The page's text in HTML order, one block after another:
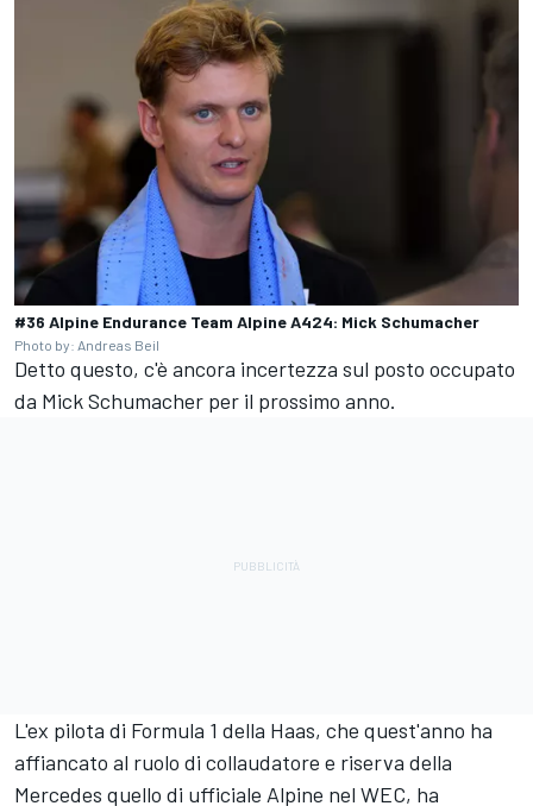
#36 Alpine Endurance Team Alpine A424: Mick Schumacher
Photo by: Andreas Beil
Detto questo, c'è ancora incertezza sul posto occupato
da Mick Schumacher per il prossimo anno.
L'ex pilota di Formula 1 della Haas, che quest'anno ha
affiancato al ruolo di collaudatore e riserva della
Mercedes quello di ufficiale Alpine nel WEC, ha